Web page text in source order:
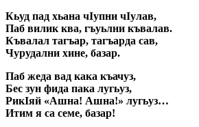
Кьуд пад хьана чIупни чIулав,
Паб вилик ква, гъуьлни къвалав.
Къвалал тагъар, тагъарда сав,
Чурудални хине, базар.
Паб жеда вад кака къачуз,
Бес зун фида пака лугьуз,
РикIяй «Ашна! Ашна!» лугьуз…
Итим я са семе, базар!